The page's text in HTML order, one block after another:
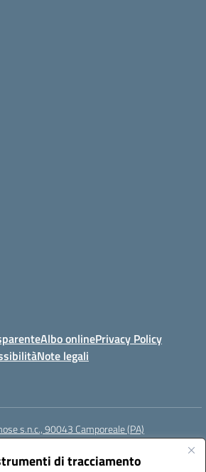
di tracciamento
Albo onlinePrivacy Policy
Note legali
s.n.c., 90043 Camporeale (PA)